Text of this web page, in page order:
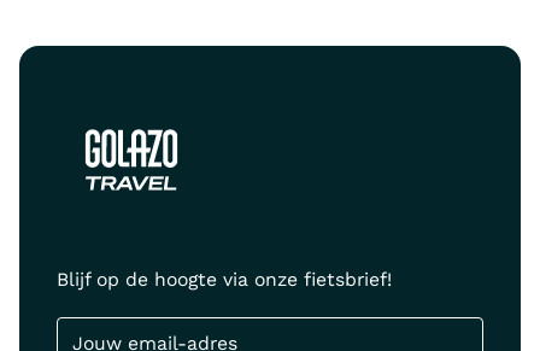
Blijf op de hoogte via onze fietsbrief!